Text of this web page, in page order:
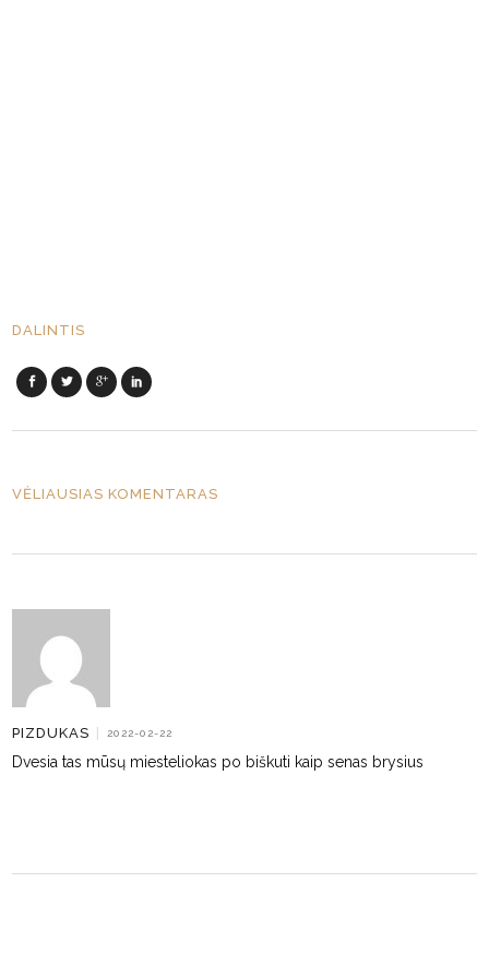
DALINTIS
VĖLIAUSIAS KOMENTARAS
PIZDUKAS | 2022-02-22
Dvesia tas mūsų miesteliokas po biškuti kaip senas brysius